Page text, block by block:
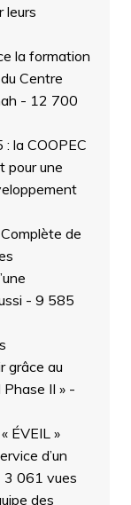
leurs
la formation
Centre
- 12 700
la COOPEC
pour une
de
- 9 585
grâce au
II »-
ÉVEIL »
d’un
061 vues
des